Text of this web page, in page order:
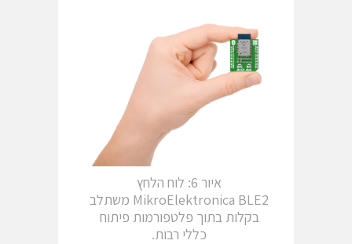
איור 6: לוח הלחץ
MikroElektronica BLE2 משתלב
בקלות בתוך פלטפורמות פיתוח
כללי רבות.